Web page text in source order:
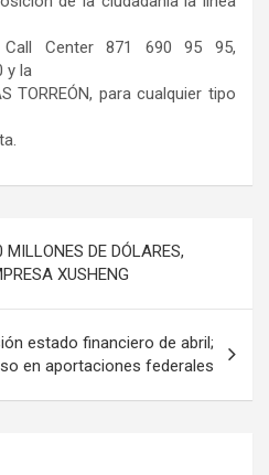
Center 871 690 95 95,
y la
TORREÓN, para cualquier tipo
DE DÓLARES,
XUSHENG
estado financiero de abril;
en aportaciones federales